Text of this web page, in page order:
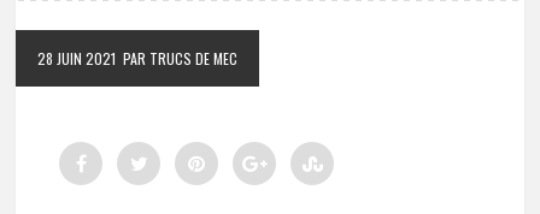
28 JUIN 2021 PAR TRUCS DE MEC